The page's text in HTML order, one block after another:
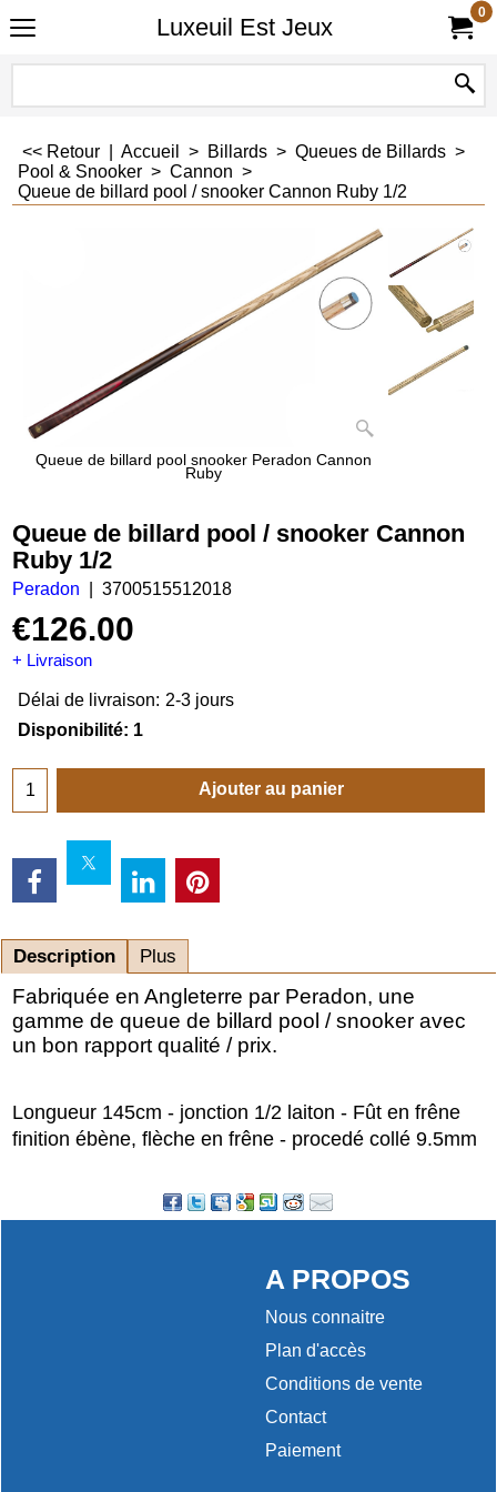
Luxeuil Est Jeux
0
<< Retour Accueil > Billards > Queues de Billards >
Pool & Snooker > Cannon >
Queue de billard pool / snooker Cannon Ruby 1/2
Queue de billard pool snooker Peradon Cannon
Ruby
Queue de billard pool / snooker Cannon
Ruby 1/2
Peradon 3700515512018
€126.00
+ Livraison
Délai de livraison: 2-3 jours
Disponibilité: 1
Ajouter au panier
Description Plus
Fabriquée en Angleterre par Peradon, une
gamme de queue de billard pool / snooker avec
un bon rapport qualité / prix.
Longueur 145cm - jonction 1/2 laiton - Fût en frêne
finition ébène, flèche en frêne - procedé collé 9.5mm
A PROPOS
Nous connaitre
Plan d'accès
Conditions de vente
Contact
Paiement